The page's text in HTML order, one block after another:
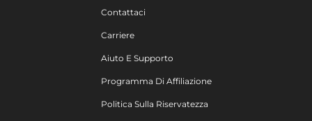
Contattaci
Carriere
Aiuto E Supporto
Programma Di Affiliazione
Politica Sulla Riservatezza